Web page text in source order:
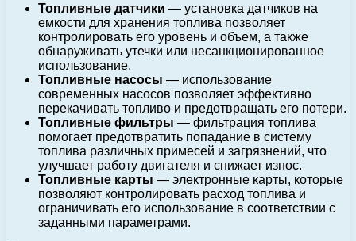
Топливные датчики — установка датчиков на
емкости для хранения топлива позволяет
контролировать его уровень и объем, а также
обнаруживать утечки или несанкционированное
использование.
Топливные насосы — использование
современных насосов позволяет эффективно
перекачивать топливо и предотвращать его потери.
Топливные фильтры — фильтрация топлива
помогает предотвратить попадание в систему
топлива различных примесей и загрязнений, что
улучшает работу двигателя и снижает износ.
Топливные карты — электронные карты, которые
позволяют контролировать расход топлива и
ограничивать его использование в соответствии с
заданными параметрами.